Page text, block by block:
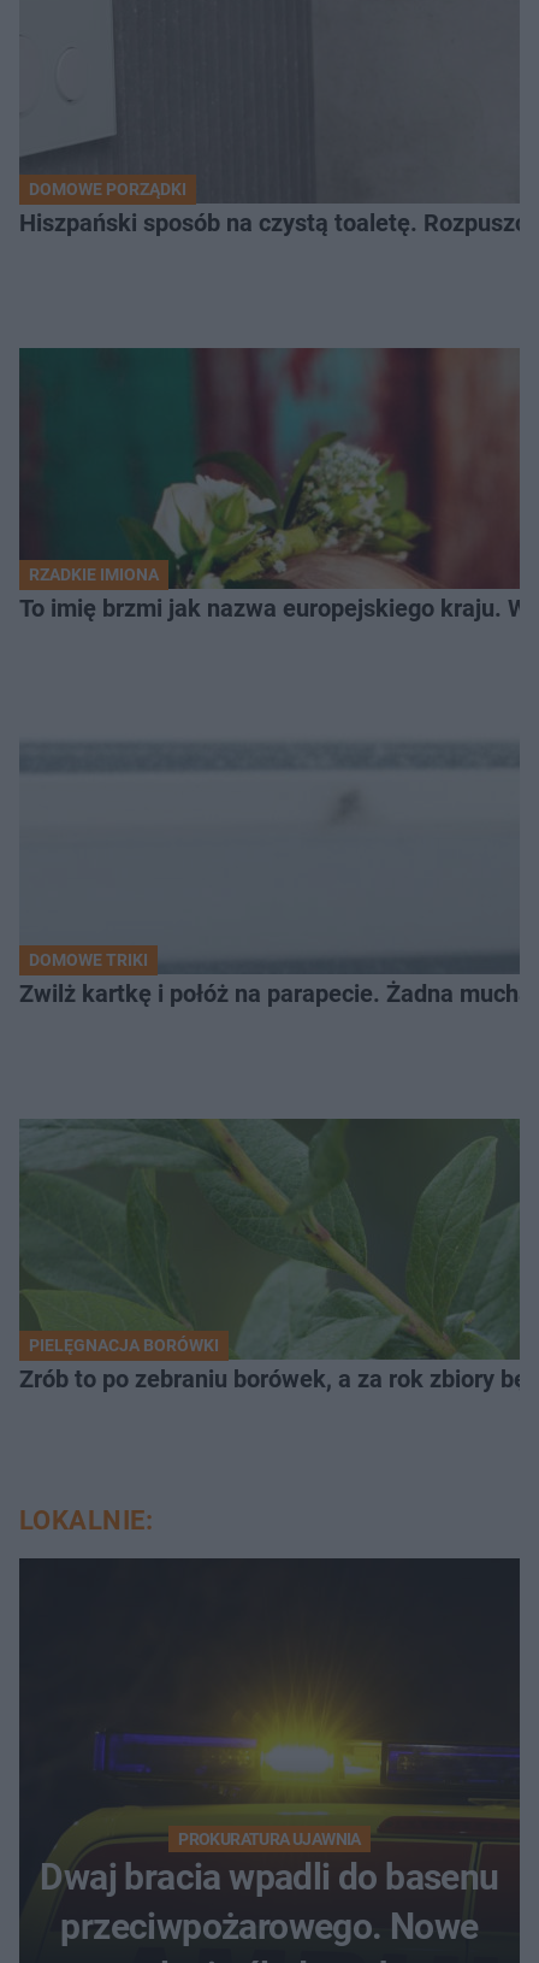
DOMOWE PORZĄDKI
Hiszpański sposób na czystą toaletę.
RZADKIE IMIONA
To imię brzmi jak nazwa europejskiego kraju.
DOMOWE TRIKI
Zwilż kartkę i połóż na parapecie. Żadna
PIELĘGNACJA BORÓWKI
Zrób to po zebraniu borówek, a za rok zbiory
LOKALNIE:
PROKURATURA UJAWNIA
Dwaj bracia wpadli do basenu
przeciwpożarowego. Nowe